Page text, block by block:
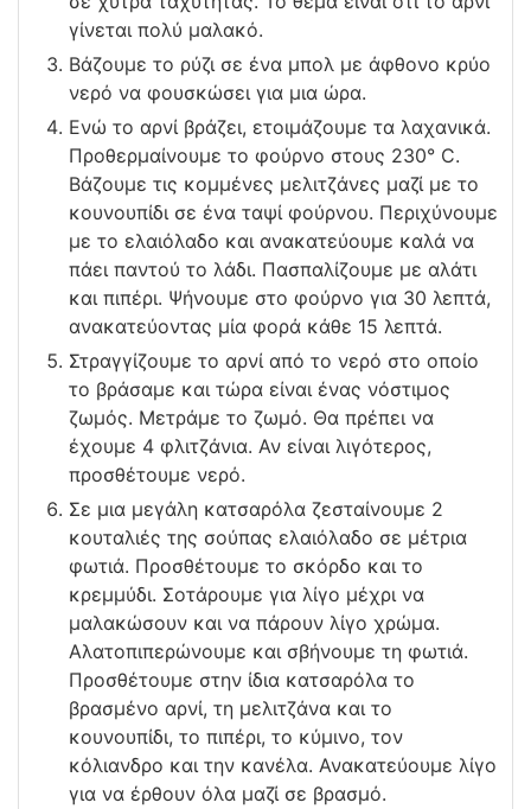
γίνεται πολύ μαλακό.
Βάζουμε το ρύζι σε ένα μπολ με άφθονο κρύο
νερό να φουσκώσει για μια ώρα.
Ενώ το αρνί βράζει, ετοιμάζουμε τα λαχανικά.
Προθερμαίνουμε το φούρνο στους 230° C.
Βάζουμε τις κομμένες μελιτζάνες μαζί με το
κουνουπίδι σε ένα ταψί φούρνου. Περιχύνουμε
με το ελαιόλαδο και ανακατεύουμε καλά να
πάει παντού το λάδι. Πασπαλίζουμε με αλάτι
και πιπέρι. Ψήνουμε στο φούρνο για 30 λεπτά,
ανακατεύοντας μία φορά κάθε 15 λεπτά.
Στραγγίζουμε το αρνί από το νερό στο οποίο
το βράσαμε και τώρα είναι ένας νόστιμος
ζωμός. Μετράμε το ζωμό. Θα πρέπει να
έχουμε 4 φλιτζάνια. Αν είναι λιγότερος,
προσθέτουμε νερό.
Σε μια μεγάλη κατσαρόλα ζεσταίνουμε 2
κουταλιές της σούπας ελαιόλαδο σε μέτρια
φωτιά. Προσθέτουμε το σκόρδο και το
κρεμμύδι. Σοτάρουμε για λίγο μέχρι να
μαλακώσουν και να πάρουν λίγο χρώμα.
Αλατοπιπερώνουμε και σβήνουμε τη φωτιά.
Προσθέτουμε στην ίδια κατσαρόλα το
βρασμένο αρνί, τη μελιτζάνα και το
κουνουπίδι, το πιπέρι, το κύμινο, τον
κόλιανδρο και την κανέλα. Ανακατεύουμε λίγο
για να έρθουν όλα μαζί σε βρασμό.